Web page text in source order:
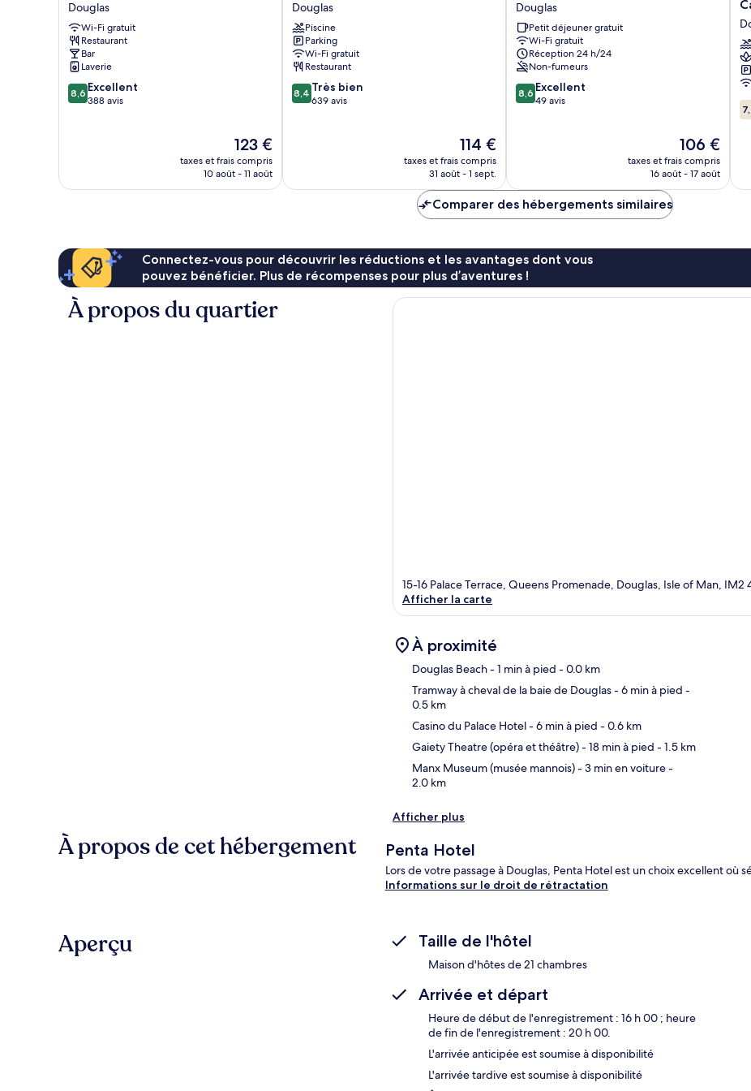
&
Restaurant
Douglas
Douglas
Wi-Fi gratuit
Restaurant
Bar
Laverie
8.6
sur
8,6 Excellent
388 avis
Le
nouveau
prix
123 €
taxes et frais compris
10 août - 11 août
Douglas
Douglas
Piscine
Parking
Wi-Fi gratuit
Restaurant
8.4
sur
8,4 Très bien
639 avis
Le
nouveau
prix
de
114 €
114 €
taxes et frais compris
31 août - 1 sept.
Douglas
Douglas
Petit déjeuner gratuit
Wi-Fi gratuit
Réception 24 h/24
Non-fumeurs
8.6
sur
8,6 Excellent
49 avis
Le
nouveau
prix
106 €
taxes et frais compris
16 août - 17 août
&
Comparer des hébergements similaires
Connectez-vous pour découvrir les réductions et les avantages dont vous
pouvez bénéficier. Plus de récompenses pour plus d’aventures !
À propos du quartier
15-16 Palace Terrace, Queens Promenade, Douglas, Isle of Man, IM2
Afficher la carte
À proximité
Douglas Beach- 1 min à pied - 0.0 km
Tramway à cheval de la baie de Douglas- 6 min à pied -
0.5 km
Casino du Palace Hotel- 6 min à pied - 0.6 km
Gaiety Theatre (opéra et théâtre)- 18 min à pied - 1.5 km
Manx Museum (musée mannois)- 3 min en voiture-
2.0 km
Afficher plus
À propos de cet hébergement Penta Hotel
Lors de votre passage à Douglas, Penta Hotel est un choix excellent où
Informations sur le droit de rétractation
Aperçu Taille de l'hôtel
Maison d'hôtes de 21 chambres
Arrivée et départ
Heure de début de l'enregistrement : 16 h 00 ; heure
de fin de l'enregistrement : 20 h 00.
L'arrivée anticipée est soumise à disponibilité
L'arrivée tardive est soumise à disponibilité